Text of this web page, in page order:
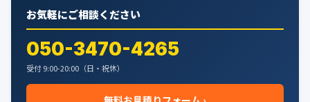
お気軽にご相談ください
050-3470-4265
受付 9:00-20:00（日・祝休）